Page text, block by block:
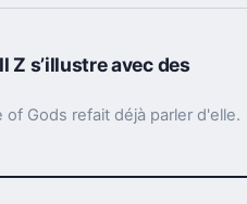
Z s’illustre avec des
of Gods refait déjà parler d'elle.